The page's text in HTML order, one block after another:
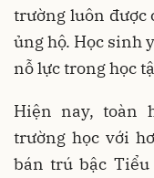
trường luôn được
ủng hộ. Học sinh
nỗ lực trong học
Hiện nay, toàn
trường học với
bán trú bậc Tiểu